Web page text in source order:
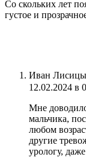
Со скольких лет
густое и
Иван
12.02.2024 в
Мне
мальчика,
любом
другие
урологу,